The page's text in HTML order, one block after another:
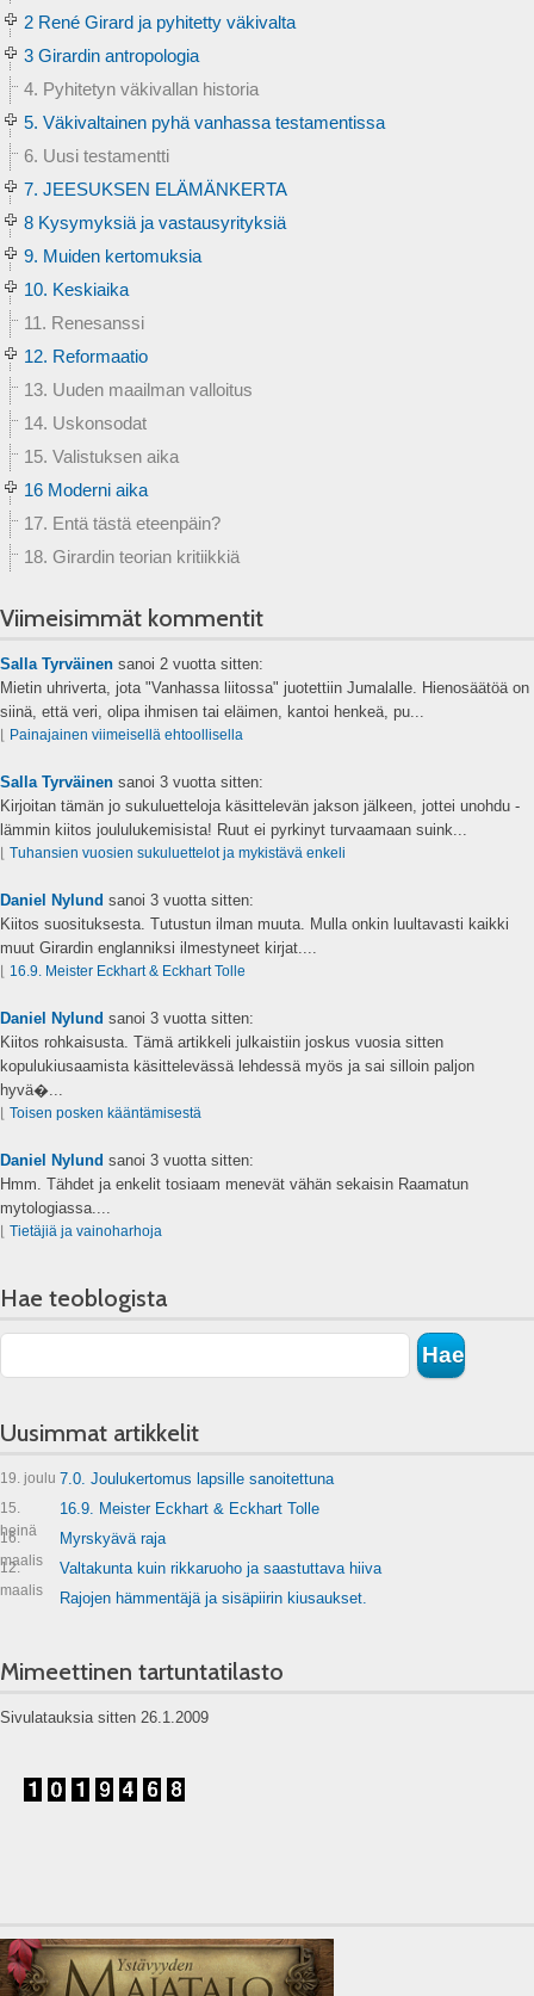
2 René Girard ja pyhitetty väkivalta
3 Girardin antropologia
4. Pyhitetyn väkivallan historia
5. Väkivaltainen pyhä vanhassa testamentissa
6. Uusi testamentti
7. JEESUKSEN ELÄMÄNKERTA
8 Kysymyksiä ja vastausyrityksiä
9. Muiden kertomuksia
10. Keskiaika
11. Renesanssi
12. Reformaatio
13. Uuden maailman valloitus
14. Uskonsodat
15. Valistuksen aika
16 Moderni aika
17. Entä tästä eteenpäin?
18. Girardin teorian kritiikkiä
Viimeisimmät kommentit
Salla Tyrväinen sanoi 2 vuotta sitten:
Mietin uhriverta, jota "Vanhassa liitossa" juotettiin Jumalalle. Hienosäätöä on
siinä, että veri, olipa ihmisen tai eläimen, kantoi henkeä, pu...
⌊ Painajainen viimeisellä ehtoollisella
Salla Tyrväinen sanoi 3 vuotta sitten:
Kirjoitan tämän jo sukuluetteloja käsittelevän jakson jälkeen, jottei unohdu -
lämmin kiitos joululukemisista! Ruut ei pyrkinyt turvaamaan suink...
⌊ Tuhansien vuosien sukuluettelot ja mykistävä enkeli
Daniel Nylund sanoi 3 vuotta sitten:
Kiitos suosituksesta. Tutustun ilman muuta. Mulla onkin luultavasti kaikki
muut Girardin englanniksi ilmestyneet kirjat....
⌊ 16.9. Meister Eckhart & Eckhart Tolle
Daniel Nylund sanoi 3 vuotta sitten:
Kiitos rohkaisusta. Tämä artikkeli julkaistiin joskus vuosia sitten
kopulukiusaamista käsittelevässä lehdessä myös ja sai silloin paljon
hyvä�...
⌊ Toisen posken kääntämisestä
Daniel Nylund sanoi 3 vuotta sitten:
Hmm. Tähdet ja enkelit tosiaam menevät vähän sekaisin Raamatun
mytologiassa....
⌊ Tietäjiä ja vainoharhoja
Hae teoblogista
Uusimmat artikkelit
19. joulu 7.0. Joulukertomus lapsille sanoitettuna
15.
heinä
16.9. Meister Eckhart & Eckhart Tolle
16.
maalis
Myrskyävä raja
12.
maalis
Valtakunta kuin rikkaruoho ja saastuttava hiiva
Rajojen hämmentäjä ja sisäpiirin kiusaukset.
Mimeettinen tartuntatilasto
Sivulatauksia sitten 26.1.2009